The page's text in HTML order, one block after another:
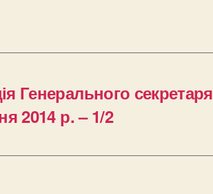
Генерального секретаря
2014 р. – 1/2